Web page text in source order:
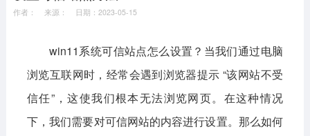
win11下载64位 win11下载32位
休闲益智 赛车竞速 冒险解谜
动作射击 经营策略 体育竞技
作者： 来源： 日期：2023-05-15
win11系统可信站点怎么设置？当我们通过电脑
浏览互联网时，经常会遇到浏览器提示 “该网站不受
信任”，这使我们根本无法浏览网页。在这种情况
下，我们需要对可信网站的内容进行设置。那么如何